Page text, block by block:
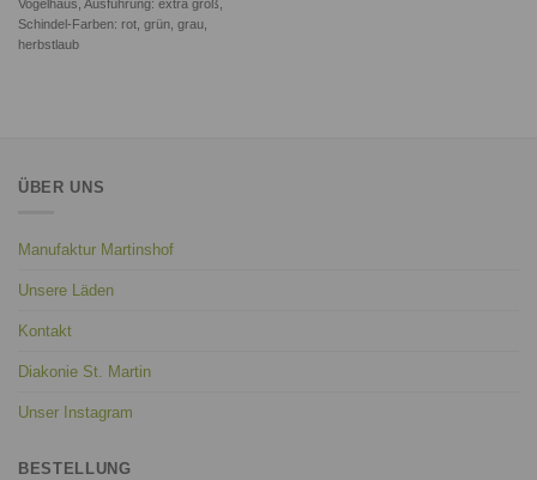
Vogelhaus, Ausführung: extra groß,
Schindel-Farben: rot, grün, grau,
herbstlaub
ÜBER UNS
Manufaktur Martinshof
Unsere Läden
Kontakt
Diakonie St. Martin
Unser Instagram
BESTELLUNG